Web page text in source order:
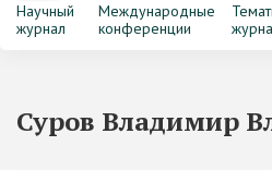
Научный
журнал
Международные
конференции
Суров Владимир